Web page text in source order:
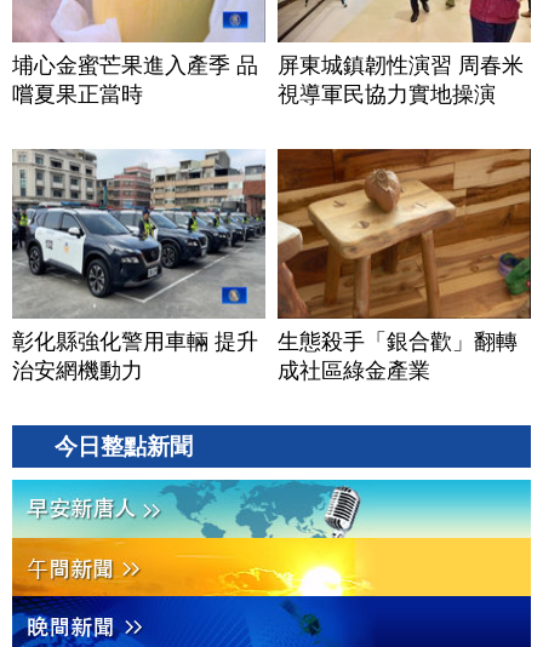
埔心金蜜芒果進入產季 品
嚐夏果正當時
屏東城鎮韌性演習 周春米
視導軍民協力實地操演
彰化縣強化警用車輛 提升
治安網機動力
生態殺手「銀合歡」翻轉
成社區綠金產業
今日整點新聞